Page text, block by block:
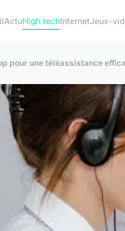
ActuHigh techInternetJeux-
pour une téléassistance